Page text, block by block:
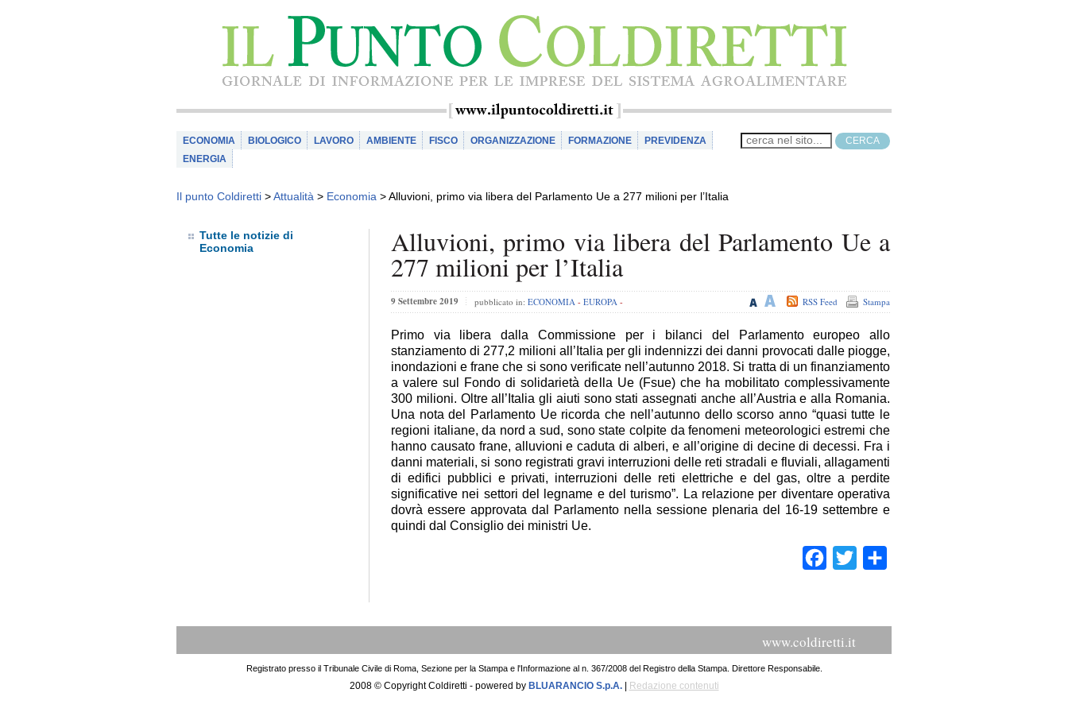
ECONOMIA BIOLOGICO LAVORO AMBIENTE FISCO ORGANIZZAZIONE FORMAZIONE
PREVIDENZA
ENERGIA
Il punto Coldiretti >Attualità > Economia >Alluvioni, primo via libera del Parlamento Ue a 277 milioni per l’Italia
Tutte le notizie di
Economia
Alluvioni, primo via libera del Parlamento Ue a
277 milioni per l’Italia
9 Settembre 2019 pubblicato in: ECONOMIA - EUROPA - Stampa
RSS Feed
Primo via libera dalla Commissione per i bilanci del Parlamento europeo allo
stanziamento di 277,2 milioni all’Italia per gli indennizzi dei danni provocati dalle piogge,
inondazioni e frane che si sono verificate nell’autunno 2018. Si tratta di un finanziamento
a valere sul Fondo di solidarietà della Ue (Fsue) che ha mobilitato complessivamente
300 milioni. Oltre all’Italia gli aiuti sono stati assegnati anche all’Austria e alla Romania.
Una nota del Parlamento Ue ricorda che nell’autunno dello scorso anno “quasi tutte le
regioni italiane, da nord a sud, sono state colpite da fenomeni meteorologici estremi che
hanno causato frane, alluvioni e caduta di alberi, e all’origine di decine di decessi. Fra i
danni materiali, si sono registrati gravi interruzioni delle reti stradali e fluviali, allagamenti
di edifici pubblici e privati, interruzioni delle reti elettriche e del gas, oltre a perdite
significative nei settori del legname e del turismo”. La relazione per diventare operativa
dovrà essere approvata dal Parlamento nella sessione plenaria del 16-19 settembre e
quindi dal Consiglio dei ministri Ue.
Facebook
Twitter
www.coldiretti.it
Registrato presso il Tribunale Civile di Roma, Sezione per la Stampa e l'Informazione al n. 367/2008 del Registro della Stampa. Direttore Responsabile.
2008 © Copyright Coldiretti - powered by BLUARANCIO S.p.A.| Redazione contenuti